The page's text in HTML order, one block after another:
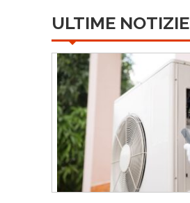
ULTIME NOTIZIE